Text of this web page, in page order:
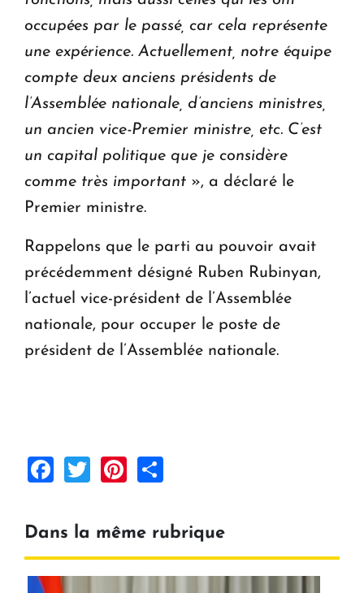
occupées par le passé, car cela représente
une expérience. Actuellement, notre équipe
compte deux anciens présidents de
l’Assemblée nationale, d’anciens ministres,
un ancien vice-Premier ministre, etc. C’est
un capital politique que je considère
comme très important », a déclaré le
Premier ministre.
Rappelons que le parti au pouvoir avait
précédemment désigné Ruben Rubinyan,
l’actuel vice-président de l’Assemblée
nationale, pour occuper le poste de
président de l’Assemblée nationale.
Facebook
TwitterPinterest
Dans la même rubrique